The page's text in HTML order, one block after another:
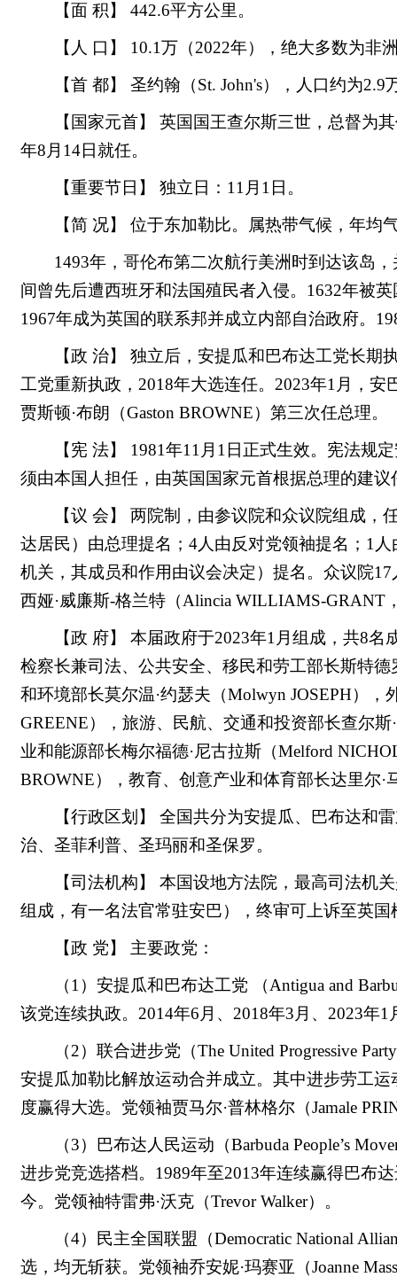
【面 积】 442.6平方公里。
【人 口】 10.1万（2022年），绝大多数为
【首 都】 圣约翰（St. John's），人口约为2.9
【国家元首】 英国国王查尔斯三世，总督为
年8月14日就任。
【重要节日】 独立日：11月1日。
【简 况】 位于东加勒比。属热带气候，年
1493年，哥伦布第二次航行美洲时到达该岛
间曾先后遭西班牙和法国殖民者入侵。1632年被
1967年成为英国的联系邦并成立内部自治政府。
【政 治】 独立后，安提瓜和巴布达工党长期
工党重新执政，2018年大选连任。2023年1月，
贾斯顿·布朗（Gaston BROWNE）第三次任总理。
【宪 法】 1981年11月1日正式生效。宪法规
须由本国人担任，由英国国家元首根据总理的建
【议 会】 两院制，由参议院和众议院组成
达居民）由总理提名；4人由反对党领袖提名；1
机关，其成员和作用由议会决定）提名。众议院
西娅·威廉斯-格兰特（Alincia WILLIAMS-GRANT
【政 府】 本届政府于2023年1月组成，共8
检察长兼司法、公共安全、移民和劳工部长斯特
和环境部长莫尔温·约瑟夫（Molwyn JOSEPH）
GREENE），旅游、民航、交通和投资部长查尔
业和能源部长梅尔福德·尼古拉斯（Melford
BROWNE），教育、创意产业和体育部长达里尔
【行政区划】 全国共分为安提瓜、巴布达和
治、圣菲利普、圣玛丽和圣保罗。
【司法机构】 本国设地方法院，最高司法机
组成，有一名法官常驻安巴），终审可上诉至英国
【政 党】 主要政党：
（1）安提瓜和巴布达工党 （Antigua and
该党连续执政。2014年6月、2018年3月、2023年
（2）联合进步党（The United Progressive
安提瓜加勒比解放运动合并成立。其中进步劳工
度赢得大选。党领袖贾马尔·普林格尔（Jamale
（3）巴布达人民运动（Barbuda People’s
进步党竞选搭档。1989年至2013年连续赢得巴布
今。党领袖特雷弗·沃克（Trevor Walker）。
（4）民主全国联盟（Democratic National
选，均无斩获。党领袖乔安妮·玛赛亚（Joanne